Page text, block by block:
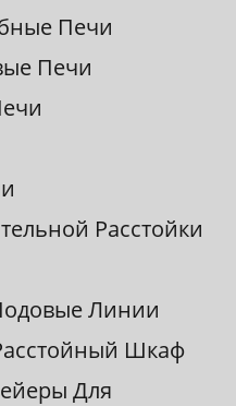
Печи
Печи
Pасстойки
Линии
Шкаф
Для